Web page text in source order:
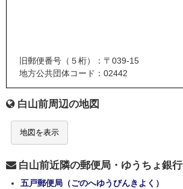
旧郵便番号（５桁）：〒039-15
地方公共団体コード：02442
白山前周辺の地図
地図を表示
白山前近隣の郵便局・ゆうちょ銀行
五戸郵便局（ごのへゆうびんきよく）